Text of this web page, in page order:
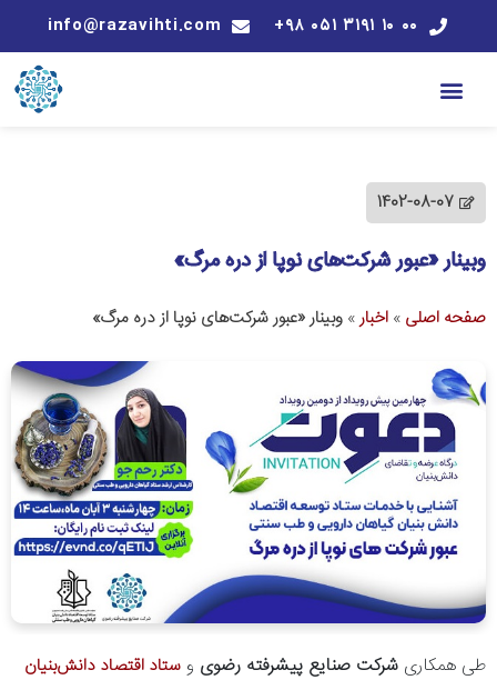
۰۰ ۱۰ ۳۱۹۱ ۰۵۱ ۹۸+ info@razavihti.com
1402-08-07
وبینار «عبور شرکت‌های نوپا از دره مرگ»
صفحه اصلی » اخبار» وبینار «عبور شرکت‌های نوپا از دره مرگ»
طی همکاری شرکت صنایع پیشرفته رضوی و ستاد اقتصاد دانش‌بنیان